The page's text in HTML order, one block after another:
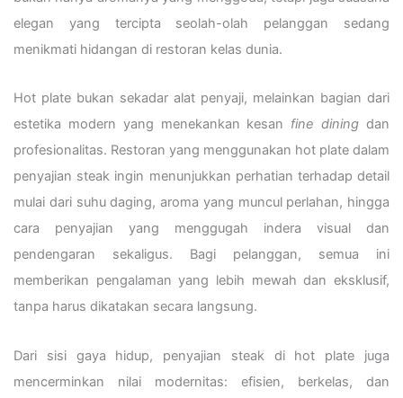
elegan yang tercipta seolah-olah pelanggan sedang
menikmati hidangan di restoran kelas dunia.
Hot plate bukan sekadar alat penyaji, melainkan bagian dari
estetika modern yang menekankan kesan fine dining dan
profesionalitas. Restoran yang menggunakan hot plate dalam
penyajian steak ingin menunjukkan perhatian terhadap detail
mulai dari suhu daging, aroma yang muncul perlahan, hingga
cara penyajian yang menggugah indera visual dan
pendengaran sekaligus. Bagi pelanggan, semua ini
memberikan pengalaman yang lebih mewah dan eksklusif,
tanpa harus dikatakan secara langsung.
Dari sisi gaya hidup, penyajian steak di hot plate juga
mencerminkan nilai modernitas: efisien, berkelas, dan